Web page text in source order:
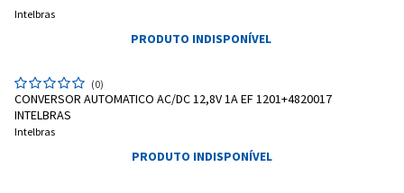
Cartão de crédito
Pagamento via Pix
Intelbras
PRODUTO INDISPONÍVEL
(0)
CONVERSOR AUTOMATICO AC/DC 12,8V 1A EF 1201+4820017
INTELBRAS
Intelbras
PRODUTO INDISPONÍVEL